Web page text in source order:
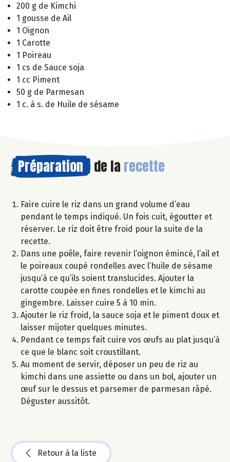
200 g de Kimchi
1 gousse de Ail
1 Oignon
1 Carotte
1 Poireau
1 cs de Sauce soja
1 cc Piment
50 g de Parmesan
1 c. à s. de Huile de sésame
Préparation de la recette
Faire cuire le riz dans un grand volume d’eau
pendant le temps indiqué. Un fois cuit, égoutter et
réserver. Le riz doit être froid pour la suite de la
recette.
Dans une poêle, faire revenir l’oignon émincé, l’ail et
le poireaux coupé rondelles avec l’huile de sésame
jusqu’à ce qu’ils soient translucides. Ajouter la
carotte coupée en fines rondelles et le kimchi au
gingembre. Laisser cuire 5 à 10 min.
Ajouter le riz froid, la sauce soja et le piment doux et
laisser mijoter quelques minutes.
Pendant ce temps fait cuire vos œufs au plat jusqu’à
ce que le blanc soit croustillant.
Au moment de servir, déposer un peu de riz au
kimchi dans une assiette ou dans un bol, ajouter un
œuf sur le dessus et parsemer de parmesan râpé.
Déguster aussitôt.
Retour à la liste